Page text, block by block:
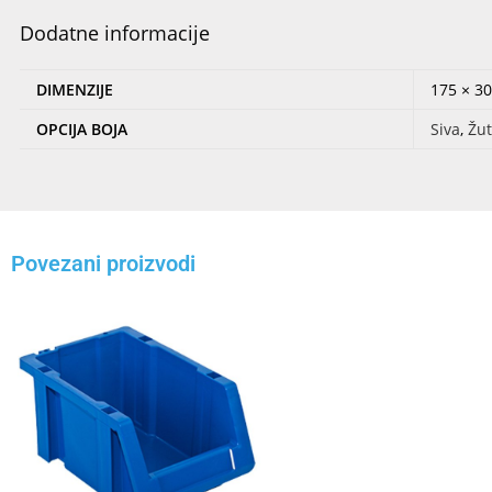
Dodatne informacije
DIMENZIJE
175 ×
OPCIJA BOJA
Siva,
Povezani proizvodi